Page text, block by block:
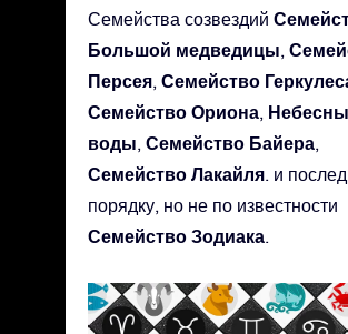
Семейства созвездий
Большой медведицы
Персея Семейство
Семейство Ориона
воды Семейство Байера
Семейство Лакайля . и
порядку, но не по известности
Семейство Зодиака